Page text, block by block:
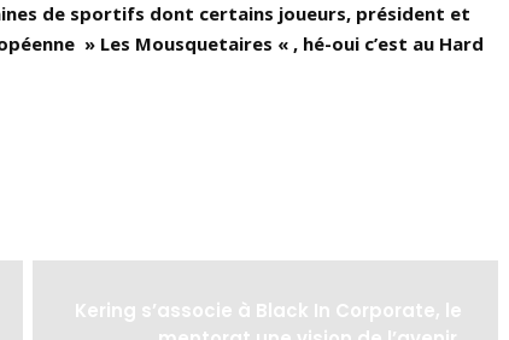
de sportifs dont certains joueurs, président et
» Les Mousquetaires « , hé-oui c’est au Hard
Kering s’associe à Black In Corporate, le